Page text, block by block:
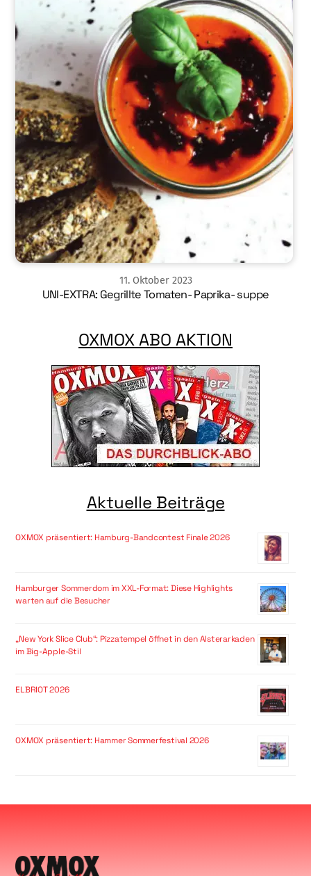
11. Oktober 2023
UNI-EXTRA: Gegrillte Tomaten- Paprika- suppe
OXMOX ABO AKTION
Aktuelle Beiträge
OXMOX präsentiert: Hamburg-Bandcontest Finale 2026
Hamburger Sommerdom im XXL-Format: Diese Highlights
warten auf die Besucher
„New York Slice Club“: Pizzatempel öffnet in den Alsterarkaden
im Big-Apple-Stil
ELBRIOT 2026
OXMOX präsentiert: Hammer Sommerfestival 2026